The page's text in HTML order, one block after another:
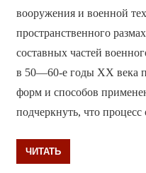
вооружения и военной
пространственного
составных частей
в 50—60-е годы ХХ века
форм и способов
подчеркнуть, что
ЧИТАТЬ